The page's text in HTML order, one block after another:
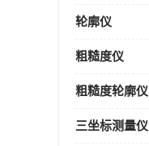
轮廓仪
粗糙度仪
粗糙度轮廓仪
三坐标测量仪